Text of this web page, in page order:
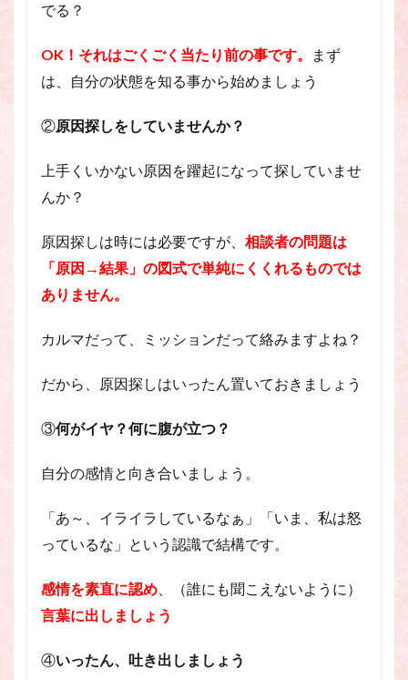
でる？
OK！それはごくごく当たり前の事です。
まず
は、自分の状態を知る事から始めましょう
②原因探しをしていませんか？
上手くいかない原因を躍起になって探していませ
んか？
原因探しは時には必要ですが、 相談者の問題は
「原因→結果」の図式で単純にくくれるものでは
ありません。
カルマだって、ミッションだって絡みますよね？
だから、原因探しはいったん置いておきましょう
③何がイヤ？何に腹が立つ？
自分の感情と向き合いましょう。
「あ～、イライラしているなぁ」「いま、私は怒
っているな」という認識で結構です。
感情を素直に認め 、（誰にも聞こえないように）
言葉に出しましょう
④いったん、吐き出しましょう